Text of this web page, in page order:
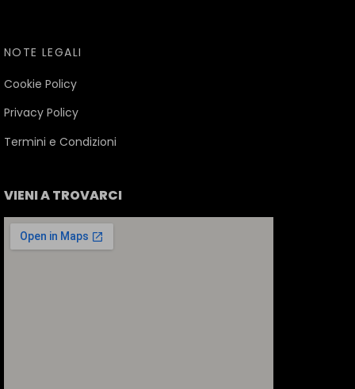
NOTE LEGALI
Cookie Policy
Privacy Policy
Termini e Condizioni
VIENI A TROVARCI